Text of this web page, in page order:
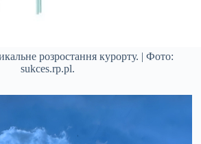
розростання курорту. | Фото:
sukces.rp.pl.